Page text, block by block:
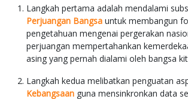
Langkah pertama adalah mendalami
Perjuangan Bangsa untuk membangun
pengetahuan mengenai pergerakan
perjuangan mempertahankan
asing yang pernah dialami oleh bangsa
Langkah kedua melibatkan penguatan
Kebangsaan guna mensinkronkan data